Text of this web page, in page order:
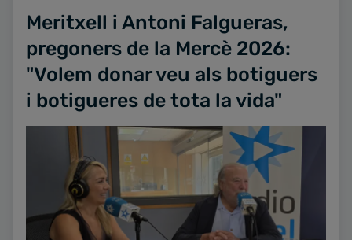
Meritxell i Antoni Falgueras,
pregoners de la Mercè 2026:
"Volem donar veu als botiguers
i botigueres de tota la vida"